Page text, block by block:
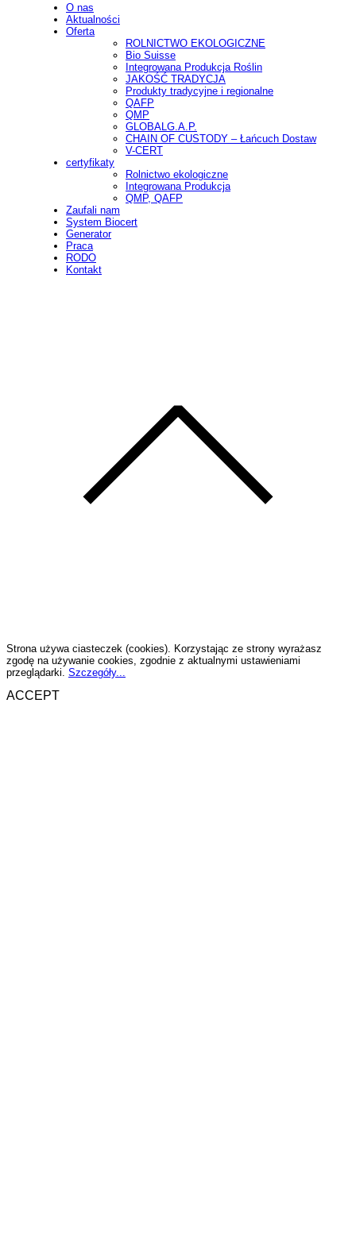
O nas
Aktualności
Oferta
ROLNICTWO EKOLOGICZNE
Bio Suisse
Integrowana Produkcja Roślin
JAKOŚĆ TRADYCJA
Produkty tradycyjne i regionalne
QAFP
QMP
GLOBALG.A.P.
CHAIN OF CUSTODY – Łańcuch Dostaw
V-CERT
certyfikaty
Rolnictwo ekologiczne
Integrowana Produkcja
QMP, QAFP
Zaufali nam
System Biocert
Generator
Praca
RODO
Kontakt
Strona używa ciasteczek (cookies). Korzystając ze strony wyrażasz
zgodę na używanie cookies, zgodnie z aktualnymi ustawieniami
przeglądarki. Szczegóły...
ACCEPT